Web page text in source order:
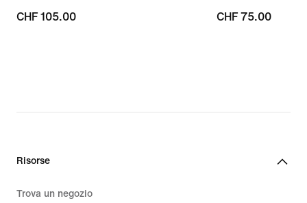
CHF
CHF 105.00
CHF
CHF 75.00
Risorse
Trova un negozio